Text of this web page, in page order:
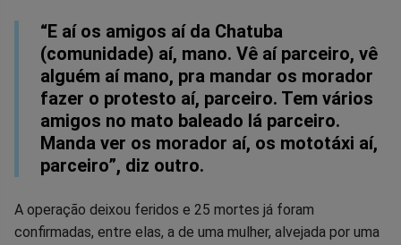
“E aí os amigos aí da Chatuba
(comunidade) aí, mano. Vê aí parceiro, vê
alguém aí mano, pra mandar os morador
fazer o protesto aí, parceiro. Tem vários
amigos no mato baleado lá parceiro.
Manda ver os morador aí, os mototáxi aí,
parceiro”, diz outro.
A operação deixou feridos e 25 mortes já foram
confirmadas, entre elas, a de uma mulher, alvejada por uma